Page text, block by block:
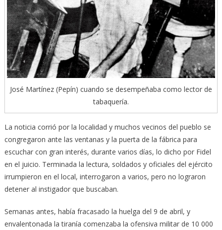
José Martínez (Pepín) cuando se desempeñaba como lector de
tabaquería.
La noticia corrió por la localidad y muchos vecinos del pueblo se
congregaron ante las ventanas y la puerta de la fábrica para
escuchar con gran interés, durante varios días, lo dicho por Fidel
en el juicio. Terminada la lectura, soldados y oficiales del ejército
irrumpieron en el local, interrogaron a varios, pero no lograron
detener al instigador que buscaban.
Semanas antes, había fracasado la huelga del 9 de abril, y
envalentonada la tiranía comenzaba la ofensiva militar de 10 000